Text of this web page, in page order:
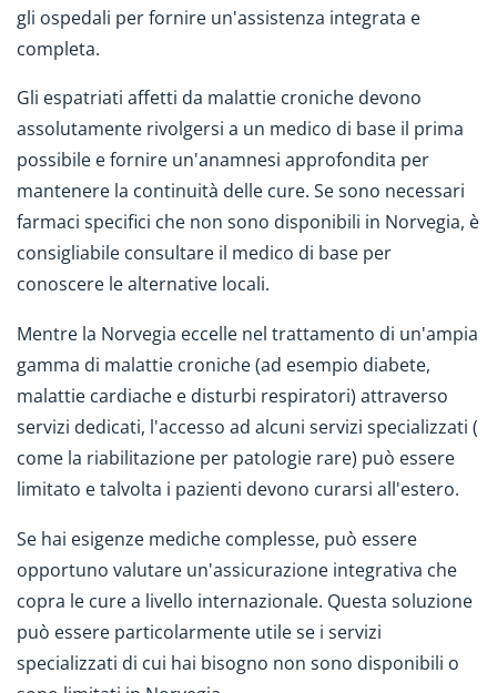
gli ospedali per fornire un'assistenza integrata e
completa.
Gli espatriati affetti da malattie croniche devono
assolutamente rivolgersi a un medico di base il prima
possibile e fornire un'anamnesi approfondita per
mantenere la continuità delle cure. Se sono necessari
farmaci specifici che non sono disponibili in Norvegia, è
consigliabile consultare il medico di base per
conoscere le alternative locali.
Mentre la Norvegia eccelle nel trattamento di un'ampia
gamma di malattie croniche (ad esempio diabete,
malattie cardiache e disturbi respiratori) attraverso
servizi dedicati, l'accesso ad alcuni servizi specializzati (
come la riabilitazione per patologie rare) può essere
limitato e talvolta i pazienti devono curarsi all'estero.
Se hai esigenze mediche complesse, può essere
opportuno valutare un'assicurazione integrativa che
copra le cure a livello internazionale. Questa soluzione
può essere particolarmente utile se i servizi
specializzati di cui hai bisogno non sono disponibili o